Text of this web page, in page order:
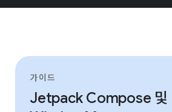
가이드
Jetpack Compose 및